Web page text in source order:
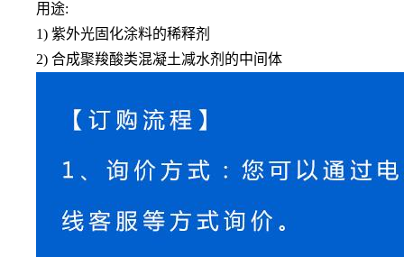
用途:
1) 紫外光固化涂料的稀释剂
2) 合成聚羧酸类混凝土减水剂的中间体